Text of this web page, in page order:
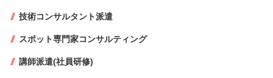
技術コンサルタント派遣
スポット専門家コンサルティング
講師派遣(社員研修)